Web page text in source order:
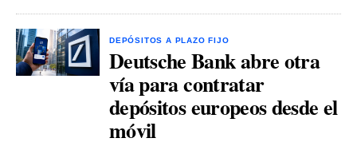
DEPÓSITOS A PLAZO FIJO
Deutsche Bank abre otra
vía para contratar
depósitos europeos desde el
móvil